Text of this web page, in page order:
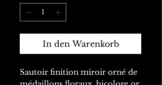
In den Warenkorb
Sautoir finition miroir orné de